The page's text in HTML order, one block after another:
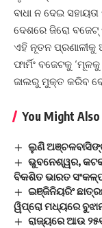
ବାଧା ନ ଦେଇ
ଦେଶରେ ଜିରୋ ବଜେଟ୍‌
ଏହି ନୂତନ
ଫାର୍ମିଂ ବଜେଟକୁ
ଜାଲରୁ ମୁକ୍ତ କରିବ
You Might
ଲୁଣି
ଭୁବନେଶ୍ୱର,
ବିକଶିତ ଭାରତ ସଂକଳ୍ପ
ଇଞ୍ଜିନିୟରିଂ
ୱିପ୍ରୋ ମଧ୍ୟରେ
ରାଜ୍ୟରେ ଆଉ